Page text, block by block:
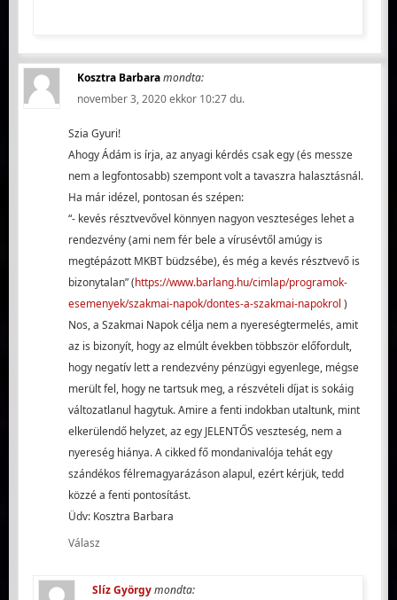
Kosztra Barbaramondta:
november 3, 2020 ekkor 10:27 du.
Szia Gyuri!
Ahogy Ádám is írja, az anyagi kérdés csak egy (és messze
nem a legfontosabb) szempont volt a tavaszra halasztásnál.
Ha már idézel, pontosan és szépen:
“- kevés résztvevővel könnyen nagyon veszteséges lehet a
rendezvény (ami nem fér bele a vírusévtől amúgy is
megtépázott MKBT büdzsébe), és még a kevés résztvevő is
bizonytalan” (https://www.barlang.hu/cimlap/programok-
esemenyek/szakmai-napok/dontes-a-szakmai-napokrol )
Nos, a Szakmai Napok célja nem a nyereségtermelés, amit
az is bizonyít, hogy az elmúlt években többször előfordult,
hogy negatív lett a rendezvény pénzügyi egyenlege, mégse
merült fel, hogy ne tartsuk meg, a részvételi díjat is sokáig
változatlanul hagytuk. Amire a fenti indokban utaltunk, mint
elkerülendő helyzet, az egy JELENTŐS veszteség, nem a
nyereség hiánya. A cikked fő mondanivalója tehát egy
szándékos félremagyarázáson alapul, ezért kérjük, tedd
közzé a fenti pontosítást.
Üdv: Kosztra Barbara
Válasz
Slíz Györgymondta: